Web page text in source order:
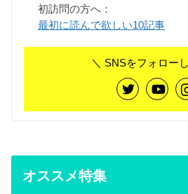
初訪問の方へ：
最初に読んで欲しい10記事
＼ SNSをフォロー
オススメ特集